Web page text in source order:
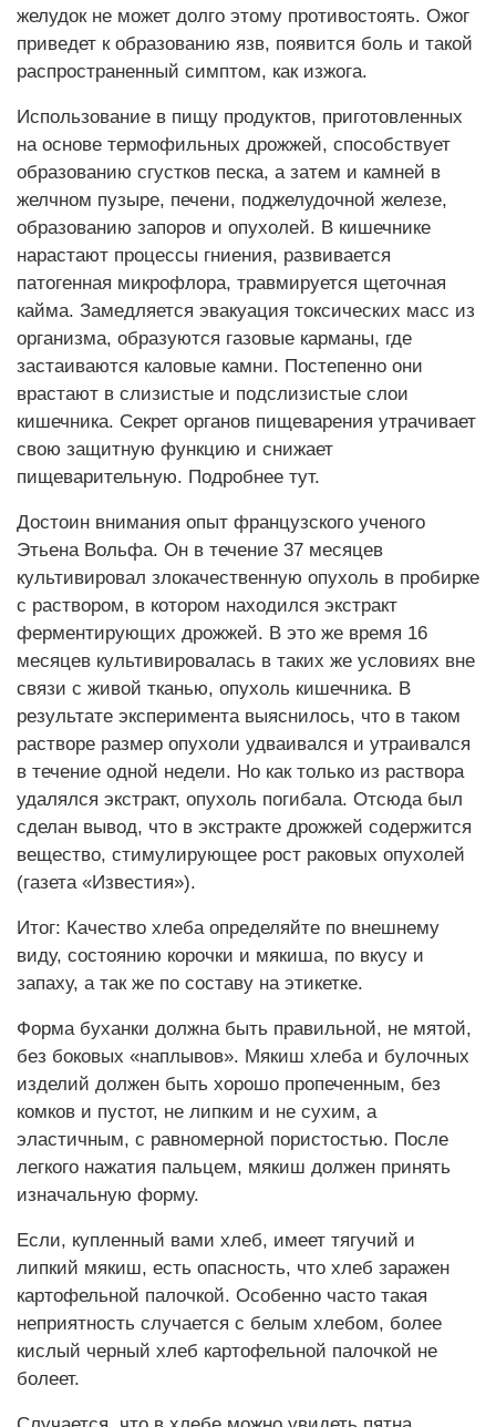
желудок не может долго этому противостоять. Ожог
приведет к образованию язв, появится боль и такой
распространенный симптом, как изжога.
Использование в пищу продуктов, приготовленных
на основе термофильных дрожжей, способствует
образованию сгустков песка, а затем и камней в
желчном пузыре, печени, поджелудочной железе,
образованию запоров и опухолей. В кишечнике
нарастают процессы гниения, развивается
патогенная микрофлора, травмируется щеточная
кайма. Замедляется эвакуация токсических масс из
организма, образуются газовые карманы, где
застаиваются каловые камни. Постепенно они
врастают в слизистые и подслизистые слои
кишечника. Секрет органов пищеварения утрачивает
свою защитную функцию и снижает
пищеварительную. Подробнее тут.
Достоин внимания опыт французского ученого
Этьена Вольфа. Он в течение 37 месяцев
культивировал злокачественную опухоль в пробирке
с раствором, в котором находился экстракт
ферментирующих дрожжей. В это же время 16
месяцев культивировалась в таких же условиях вне
связи с живой тканью, опухоль кишечника. В
результате эксперимента выяснилось, что в таком
растворе размер опухоли удваивался и утраивался
в течение одной недели. Но как только из раствора
удалялся экстракт, опухоль погибала. Отсюда был
сделан вывод, что в экстракте дрожжей содержится
вещество, стимулирующее рост раковых опухолей
(газета «Известия»).
Итог: Качество хлеба определяйте по внешнему
виду, состоянию корочки и мякиша, по вкусу и
запаху, а так же по составу на этикетке.
Форма буханки должна быть правильной, не мятой,
без боковых «наплывов». Мякиш хлеба и булочных
изделий должен быть хорошо пропеченным, без
комков и пустот, не липким и не сухим, а
эластичным, с равномерной пористостью. После
легкого нажатия пальцем, мякиш должен принять
изначальную форму.
Если, купленный вами хлеб, имеет тягучий и
липкий мякиш, есть опасность, что хлеб заражен
картофельной палочкой. Особенно часто такая
неприятность случается с белым хлебом, более
кислый черный хлеб картофельной палочкой не
болеет.